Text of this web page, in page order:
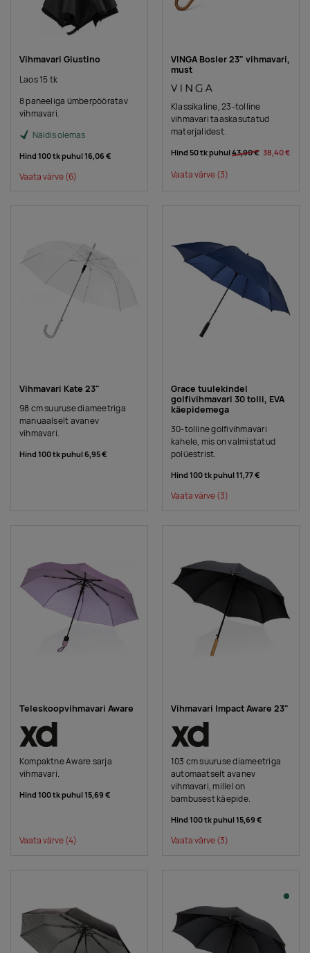
Vihmavari Giustino
Laos 15 tk
8 paneeliga ümberpööratav
vihmavari.
Näidis olemas
Hind 100 tk puhul16,06 €
Vaata värve(6)
VINGA Bosler 23" vihmavari,
must
Klassikaline, 23-tolline
vihmavari taaskasutatud
materjalidest.
Hind 50 tk puhul43,90 € 38,40 €
Vaata värve(3)
Vihmavari Kate 23"
98 cm suuruse diameetriga
manuaalselt avanev
vihmavari.
Hind 100 tk puhul6,95 €
Grace tuulekindel
golfivihmavari 30 tolli, EVA
käepidemega
30-tolline golfivihmavari
kahele, mis on valmistatud
polüestrist.
Hind 100 tk puhul11,77 €
Vaata värve(3)
Teleskoopvihmavari Aware
Kompaktne Aware sarja
vihmavari.
Hind 100 tk puhul15,69 €
Vaata värve(4)
Vihmavari Impact Aware 23"
103 cm suuruse diameetriga
automaatselt avanev
vihmavari, millel on
bambusest käepide.
Hind 100 tk puhul15,69 €
Vaata värve(3)